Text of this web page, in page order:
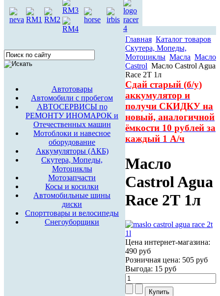
Автотовары
Автомобили с пробегом
АВТОСЕРВИСЫ по
РЕМОНТУ ИНОМАРОК и
Отечественных машин
Мотоблоки и навесное
оборудование
Аккумуляторы (АКБ)
Скутера, Мопеды,
Мотоциклы
Мотозапчасти
Косы и косилки
Автомобильные шины
диски
Спорттовары и велосипеды
Снегоуборщики
Главная Каталог товаров
Скутера, Мопеды,
Мотоциклы Масла Масло
Castrol Масло Castrol Agua
Race 2Т 1л
Сдай старый (б/у)
аккумулятор и
получи СКИДКУ на
новый, аналогичной
ёмкости 10 рублей за
каждый 1 А/ч
Масло
Castrol Agua
Race 2Т 1л
Цена интернет-магазина:
490 руб
Розничная цена: 505 руб
Выгода: 15 руб